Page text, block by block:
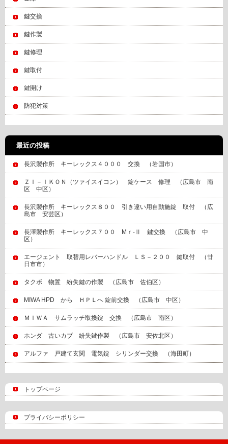
鍵交換
鍵作製
鍵修理
鍵取付
鍵開け
防犯対策
最近の投稿
長沢製作所 キーレックス４０００ 交換 （岩国市）
ＺＩ－ＩＫＯＮ（ツァイスイコン） 錠ケース 修理 （広島市 南
区 中区）
長沢製作所 キーレックス８００ 引き違い用自動施錠 取付 （広
島市 安芸区）
長澤製作所 キーレックス７００ Mｒ‐Ⅱ 鍵交換 （広島市 中
区）
エージェント 取替用レバーハンドル ＬＳ－２００ 鍵取付 （廿
日市市）
タクボ 物置 紛失鍵の作製 （広島市 佐伯区）
MIWA HPD から ＨＰＬへ 錠前交換 （広島市 中区）
ＭＩＷＡ サムラッチ取換錠 交換 （広島市 南区）
ホンダ 古いカブ 紛失鍵作製 （広島市 安佐北区）
アルファ 戸建て玄関 電気錠 シリンダー交換 （海田町）
トップページ
プライバシーポリシー